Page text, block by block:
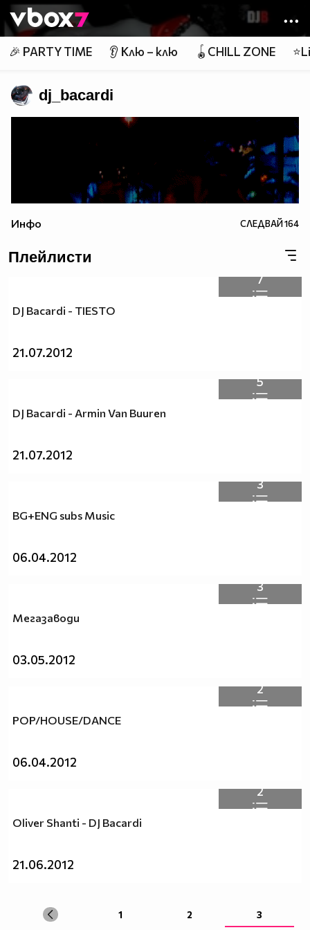
Member of
👾
🎉 PARTY TIME 👂 Клю – клю 🪀CHILL ZONE
dj_bacardi
Инфо СЛЕДВАЙ164
Плейлисти
7
DJ Bacardi - TIESTO
21.07.2012
5
DJ Bacardi - Armin Van Buuren
21.07.2012
3
BG+ENG subs Music
06.04.2012
3
Мегазаводи
03.05.2012
2
POP/HOUSE/DANCE
06.04.2012
2
Oliver Shanti - DJ Bacardi
21.06.2012
1 2 3